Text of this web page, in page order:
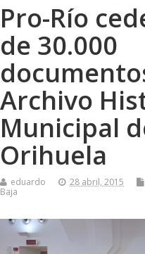
Pro-Río
de 30.000
Archivo
Municipal
Orihuela
eduardo 28 abril, 2015
Baja